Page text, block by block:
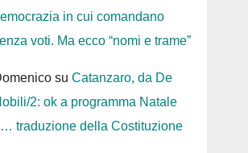
in cui comandano
voti. Ma ecco “nomi e trame”
su Catanzaro, da De
2: ok a programma Natale
traduzione della Costituzione